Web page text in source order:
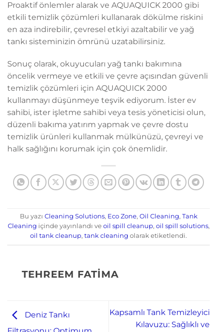
Proaktif önlemler alarak ve AQUAQUICK 2000 gibi
etkili temizlik çözümleri kullanarak dökülme riskini
en aza indirebilir, çevresel etkiyi azaltabilir ve yağ
tankı sisteminizin ömrünü uzatabilirsiniz.
Sonuç olarak, okuyucuları yağ tankı bakımına
öncelik vermeye ve etkili ve çevre açısından güvenli
temizlik çözümleri için AQUAQUICK 2000
kullanmayı düşünmeye teşvik ediyorum. İster ev
sahibi, ister işletme sahibi veya tesis yöneticisi olun,
düzenli bakıma yatırım yapmak ve çevre dostu
temizlik ürünleri kullanmak mülkünüzü, çevreyi ve
halk sağlığını korumak için çok önemlidir.
Bu yazı Cleaning Solutions, Eco Zone, Oil Cleaning, Tank
Cleaning içinde yayınlandı ve oil spill cleanup, oil spill solutions,
oil tank cleanup, tank cleaning olarak etiketlendi.
TEHREEM FATIMA
Deniz Tankı
Kapsamlı Tank Temizleyici
Kılavuzu: Sağlıklı ve